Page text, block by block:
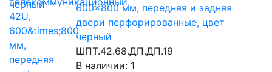
600×800 мм, передняя и задняя
двери перфорированные, цвет
черный
ШПТ.42.68.ДП.ДП.19
В наличии: 1